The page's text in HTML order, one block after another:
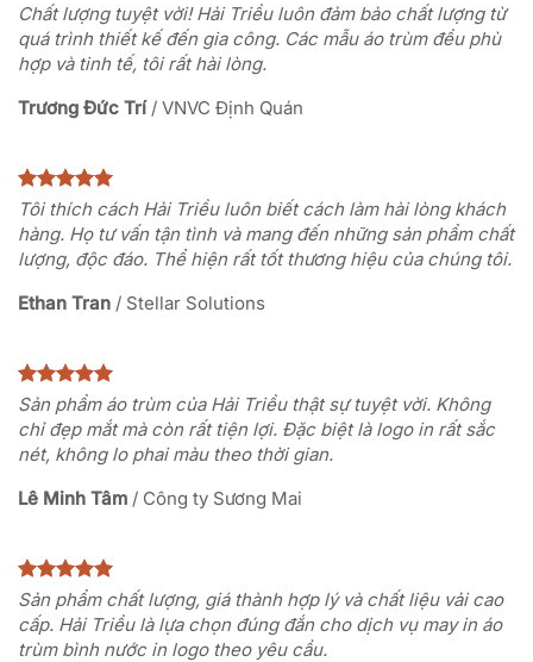
Chất lượng tuyệt vời! Hải Triều luôn đảm bảo chất lượng từ
quá trình thiết kế đến gia công. Các mẫu áo trùm đều phù
hợp và tinh tế, tôi rất hài lòng.
Trương Đức Trí / VNVC Định Quán
Tôi thích cách Hải Triều luôn biết cách làm hài lòng khách
hàng. Họ tư vấn tận tình và mang đến những sản phẩm chất
lượng, độc đáo. Thể hiện rất tốt thương hiệu của chúng tôi.
Ethan Tran / Stellar Solutions
Sản phẩm áo trùm của Hải Triều thật sự tuyệt vời. Không
chỉ đẹp mắt mà còn rất tiện lợi. Đặc biệt là logo in rất sắc
nét, không lo phai màu theo thời gian.
Lê Minh Tâm / Công ty Sương Mai
Sản phẩm chất lượng, giá thành hợp lý và chất liệu vải cao
cấp. Hải Triều là lựa chọn đúng đắn cho dịch vụ may in áo
trùm bình nước in logo theo yêu cầu.